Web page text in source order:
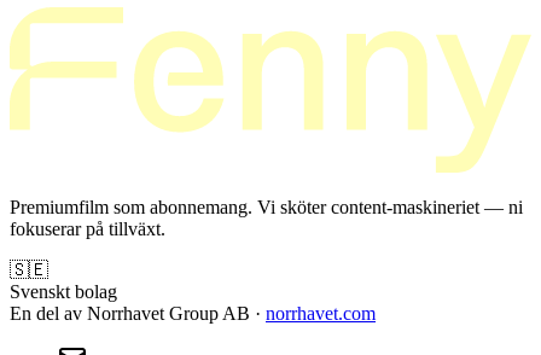
Premiumfilm som abonnemang. Vi sköter content-maskineriet — ni
fokuserar på tillväxt.
🇸🇪
Svenskt bolag
En del av Norrhavet Group AB · norrhavet.com